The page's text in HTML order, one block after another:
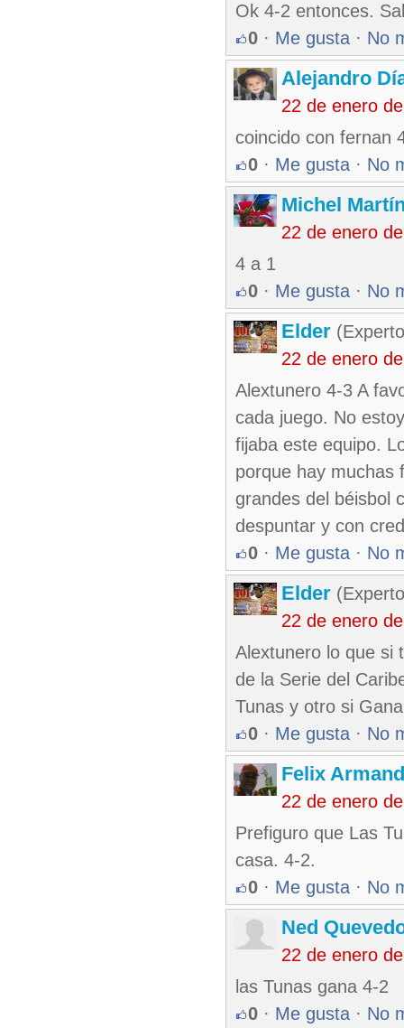
Ok 4-2 entonces.
0 · Me gusta · No
Alejandro
22 de enero
coincido con fernan
0 · Me gusta · No
Michel
22 de enero
4 a 1
0 · Me gusta · No
Elder
22 de enero
Alextunero 4-3 A
cada juego. No
fijaba este equipo.
porque hay muchas
grandes del béisbol
despuntar y con
0 · Me gusta · No
Elder
22 de enero
Alextunero lo que si
de la Serie del
Tunas y otro si
0 · Me gusta · No
Felix
22 de enero
Prefiguro que Las
casa. 4-2.
0 · Me gusta · No
Ned
22 de enero
las Tunas gana 4-2
0 · Me gusta · No